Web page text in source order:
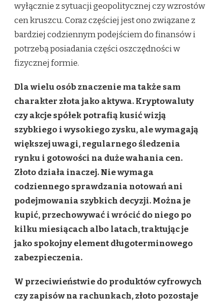
wyłącznie z sytuacji geopolitycznej czy wzrostów
cen kruszcu. Coraz częściej jest ono związane z
bardziej codziennym podejściem do finansów i
potrzebą posiadania części oszczędności w
fizycznej formie.
Dla wielu osób znaczenie ma także sam
charakter złota jako aktywa. Kryptowaluty
czy akcje spółek potrafią kusić wizją
szybkiego i wysokiego zysku, ale wymagają
większej uwagi, regularnego śledzenia
rynku i gotowości na duże wahania cen.
Złoto działa inaczej. Nie wymaga
codziennego sprawdzania notowań ani
podejmowania szybkich decyzji. Można je
kupić, przechowywać i wrócić do niego po
kilku miesiącach albo latach, traktując je
jako spokojny element długoterminowego
zabezpieczenia.
W przeciwieństwie do produktów cyfrowych
czy zapisów na rachunkach, złoto pozostaje